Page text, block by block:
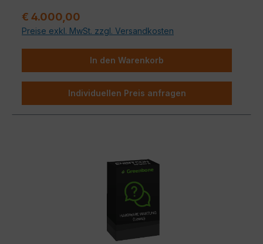
Infrastruktur ohne lange Ausfallzeiten geschützt bleibt.
Regulärer Preis:
€ 4.000,00
Preise exkl. MwSt. zzgl. Versandkosten
In den Warenkorb
Individuellen Preis anfragen